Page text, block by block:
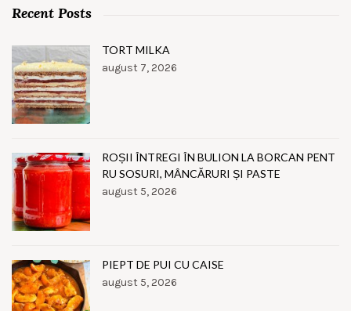
Recent Posts
TORT MILKA
august 7, 2026
ROȘII ÎNTREGI ÎN BULION LA BORCAN PENT
RU SOSURI, MÂNCĂRURI ȘI PASTE
august 5, 2026
PIEPT DE PUI CU CAISE
august 5, 2026